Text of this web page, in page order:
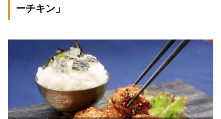
ーチキン」